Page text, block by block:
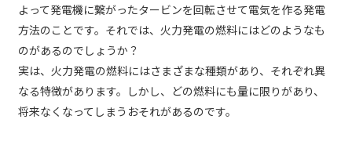
よって発電機に繋がったタービンを回転させて電気を作る発電
方法のことです。それでは、火力発電の燃料にはどのようなも
のがあるのでしょうか？
実は、火力発電の燃料にはさまざまな種類があり、それぞれ異
なる特徴があります。しかし、どの燃料にも量に限りがあり、
将来なくなってしまうおそれがあるのです。